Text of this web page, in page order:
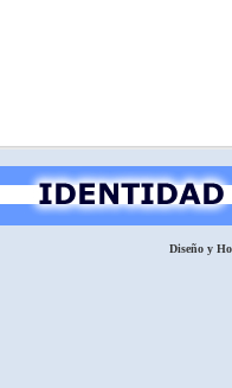
Diseño y